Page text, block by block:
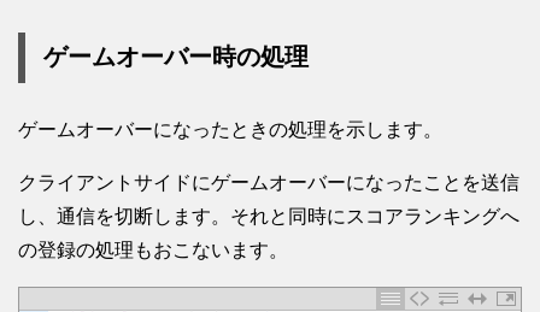
ゲームオーバー時の処理
ゲームオーバーになったときの処理を示します。
クライアントサイドにゲームオーバーになったことを送信
し、通信を切断します。それと同時にスコアランキングへ
の登録の処理もおこないます。